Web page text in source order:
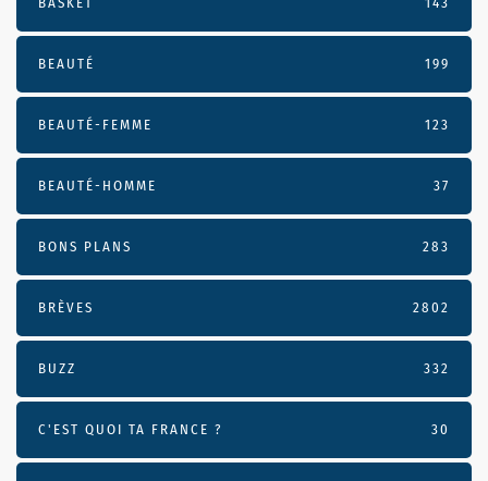
BEAUTÉ 199
BEAUTÉ-FEMME 123
BEAUTÉ-HOMME 37
BONS PLANS 283
BRÈVES 2802
BUZZ 332
C'EST QUOI TA FRANCE ? 30